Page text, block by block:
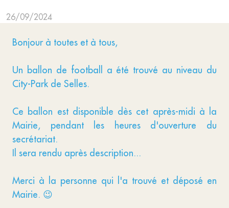
26/09/2024
Bonjour à toutes et à tous,
Un ballon de football a été trouvé au niveau du
City-Park de Selles.
Ce ballon est disponible dès cet après-midi à la
Mairie, pendant les heures d'ouverture du
secrétariat.
Il sera rendu après description...
Merci à la personne qui l'a trouvé et déposé en
Mairie. 😉